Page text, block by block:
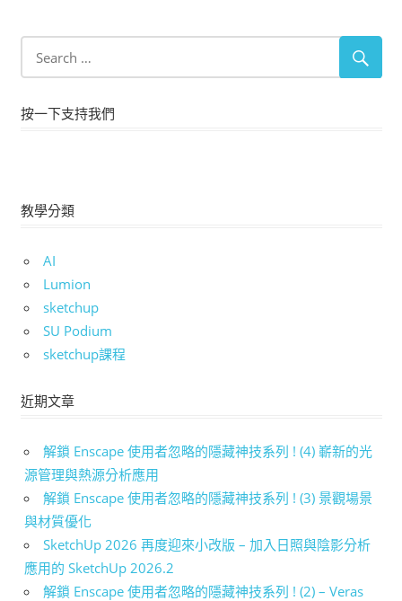
按一下支持我們
教學分類
AI
Lumion
sketchup
SU Podium
sketchup課程
近期文章
解鎖 Enscape 使用者忽略的隱藏神技系列 ! (4) 嶄新的光
源管理與熱源分析應用
解鎖 Enscape 使用者忽略的隱藏神技系列 ! (3) 景觀場景
與材質優化
SketchUp 2026 再度迎來小改版 – 加入日照與陰影分析
應用的 SketchUp 2026.2
解鎖 Enscape 使用者忽略的隱藏神技系列 ! (2) – Veras